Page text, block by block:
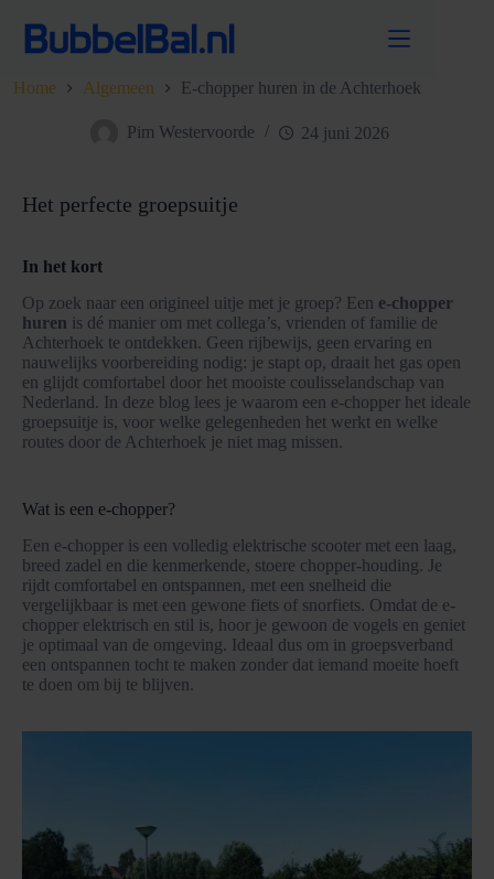
naar
Home
Algemeen E-chopper huren in de Achterhoek
Pim Westervoorde 24 juni 2026
Het perfecte groepsuitje
In het kort
Op zoek naar een origineel uitje met je groep? Een e-chopper
huren is dé manier om met collega’s, vrienden of familie de
Achterhoek te ontdekken. Geen rijbewijs, geen ervaring en
nauwelijks voorbereiding nodig: je stapt op, draait het gas open
en glijdt comfortabel door het mooiste coulisselandschap van
Nederland. In deze blog lees je waarom een e-chopper het ideale
groepsuitje is, voor welke gelegenheden het werkt en welke
routes door de Achterhoek je niet mag missen.
Wat is een e-chopper?
Een e-chopper is een volledig elektrische scooter met een laag,
breed zadel en die kenmerkende, stoere chopper-houding. Je
rijdt comfortabel en ontspannen, met een snelheid die
vergelijkbaar is met een gewone fiets of snorfiets. Omdat de e-
chopper elektrisch en stil is, hoor je gewoon de vogels en geniet
je optimaal van de omgeving. Ideaal dus om in groepsverband
een ontspannen tocht te maken zonder dat iemand moeite hoeft
te doen om bij te blijven.